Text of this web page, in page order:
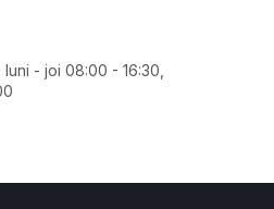
- joi 08:00 - 16:30,